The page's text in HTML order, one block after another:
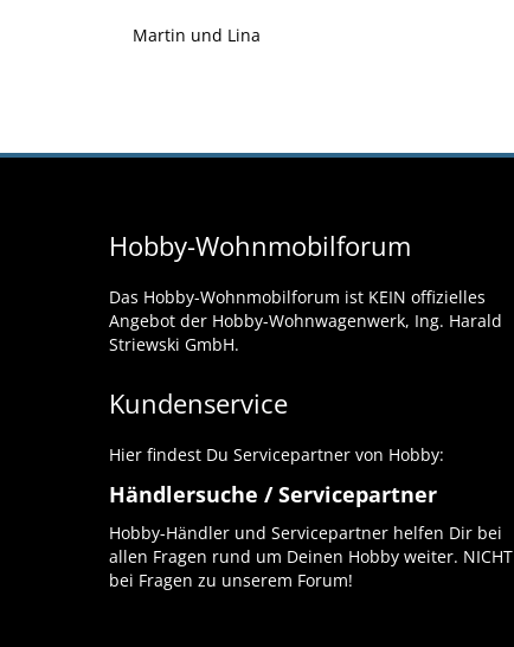
Martin und Lina
Hobby-Wohnmobilforum
Das Hobby-Wohnmobilforum ist KEIN offizielles
Angebot der Hobby-Wohnwagenwerk, Ing. Harald
Striewski GmbH.
Kundenservice
Hier findest Du Servicepartner von Hobby:
Händlersuche / Servicepartner
Hobby-Händler und Servicepartner helfen Dir bei
allen Fragen rund um Deinen Hobby weiter. NICHT
bei Fragen zu unserem Forum!